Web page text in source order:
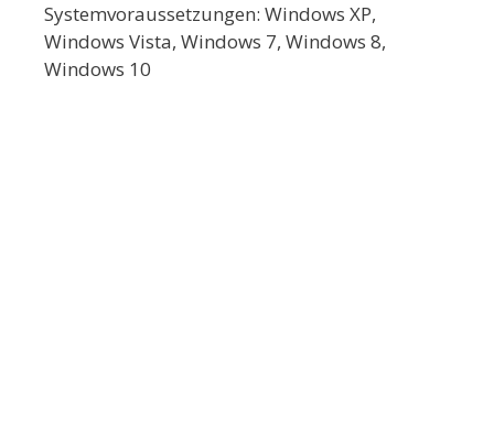
Systemvoraussetzungen: Windows XP,
Windows Vista, Windows 7, Windows 8,
Windows 10